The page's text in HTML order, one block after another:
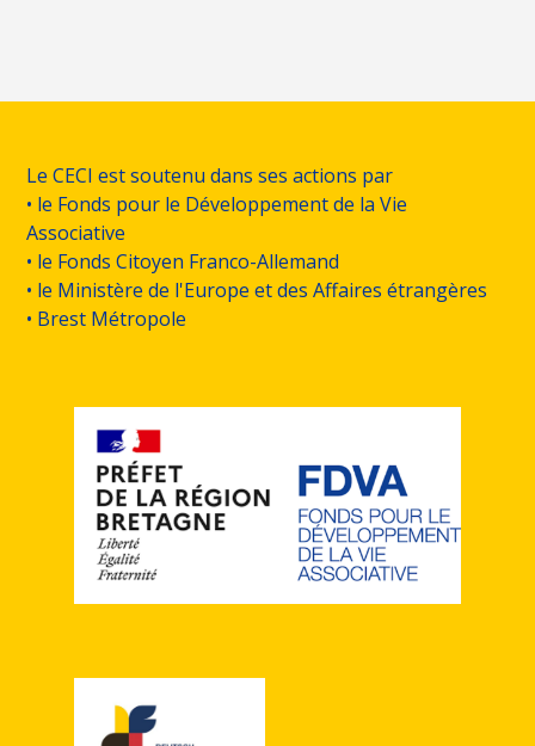
Le CECI est soutenu dans ses actions par
• le Fonds pour le Développement de la Vie
Associative
• le Fonds Citoyen Franco-Allemand
• le Ministère de l'Europe et des Affaires étrangères
• Brest Métropole